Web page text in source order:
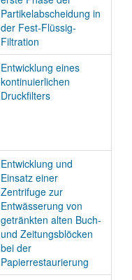
Partikelabscheidung in
der Fest-Flüssig-
Filtration
Entwicklung eines
kontinuierlichen
Druckfilters
Entwicklung und
Einsatz einer
Zentrifuge zur
Entwässerung von
getränkten alten Buch-
und Zeitungsblöcken
bei der
Papierrestaurierung